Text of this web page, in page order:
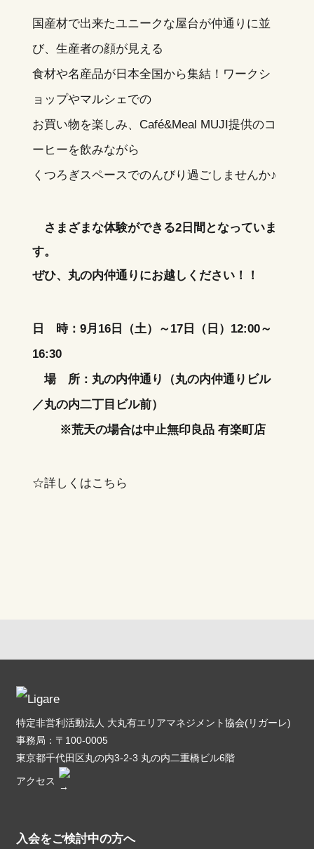
国産材で出来たユニークな屋台が仲通りに並
び、生産者の顔が見える
食材や名産品が日本全国から集結！ワークシ
ョップやマルシェでの
お買い物を楽しみ、Café&Meal MUJI提供のコ
ーヒーを飲みながら
くつろぎスペースでのんびり過ごしませんか♪
さまざまな体験ができる2日間となっていま
す。
ぜひ、丸の内仲通りにお越しください！！
日 時：9月16日（土）～17日（日）12:00～
16:30
場 所：丸の内仲通り（丸の内仲通りビル
／丸の内二丁目ビル前）
※荒天の場合は中止無印良品 有楽町店
☆詳しくはこちら
特定非営利活動法人 大丸有エリアマネジメント協会(リガーレ)
事務局：〒100-0005
東京都千代田区丸の内3-2-3 丸の内二重橋ビル6階
アクセス
入会をご検討中の方へ